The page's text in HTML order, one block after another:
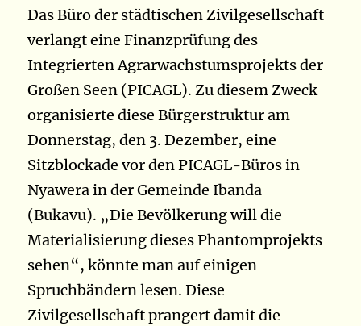
Das Büro der städtischen Zivilgesellschaft
verlangt eine Finanzprüfung des
Integrierten Agrarwachstumsprojekts der
Großen Seen (PICAGL). Zu diesem Zweck
organisierte diese Bürgerstruktur am
Donnerstag, den 3. Dezember, eine
Sitzblockade vor den PICAGL-Büros in
Nyawera in der Gemeinde Ibanda
(Bukavu). „Die Bevölkerung will die
Materialisierung dieses Phantomprojekts
sehen“, könnte man auf einigen
Spruchbändern lesen. Diese
Zivilgesellschaft prangert damit die